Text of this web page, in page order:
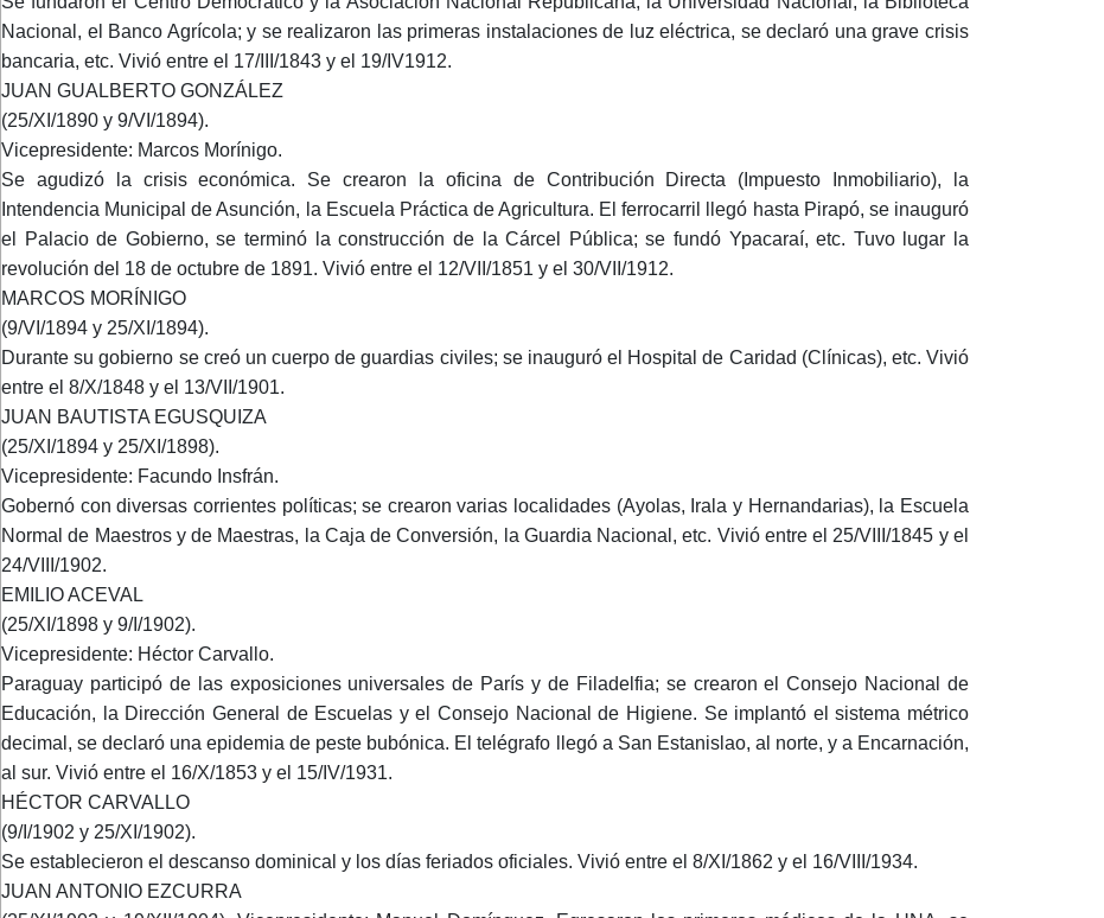
Nacional, el Banco Agrícola; y se realizaron las primeras instalaciones de luz eléctrica, se declaró una grave crisis
bancaria, etc. Vivió entre el 17/III/1843 y el 19/IV1912.
JUAN GUALBERTO GONZÁLEZ
(25/XI/1890 y 9/VI/1894).
Vicepresidente: Marcos Morínigo.
Se agudizó la crisis económica. Se crearon la oficina de Contribución Directa (Impuesto Inmobiliario), la
Intendencia Municipal de Asunción, la Escuela Práctica de Agricultura. El ferrocarril llegó hasta Pirapó, se inauguró
el Palacio de Gobierno, se terminó la construcción de la Cárcel Pública; se fundó Ypacaraí, etc. Tuvo lugar la
revolución del 18 de octubre de 1891. Vivió entre el 12/VII/1851 y el 30/VII/1912.
MARCOS MORÍNIGO
(9/VI/1894 y 25/XI/1894).
Durante su gobierno se creó un cuerpo de guardias civiles; se inauguró el Hospital de Caridad (Clínicas), etc. Vivió
entre el 8/X/1848 y el 13/VII/1901.
JUAN BAUTISTA EGUSQUIZA
(25/XI/1894 y 25/XI/1898).
Vicepresidente: Facundo Insfrán.
Gobernó con diversas corrientes políticas; se crearon varias localidades (Ayolas, Irala y Hernandarias), la Escuela
Normal de Maestros y de Maestras, la Caja de Conversión, la Guardia Nacional, etc. Vivió entre el 25/VIII/1845 y el
24/VIII/1902.
EMILIO ACEVAL
(25/XI/1898 y 9/I/1902).
Vicepresidente: Héctor Carvallo.
Paraguay participó de las exposiciones universales de París y de Filadelfia; se crearon el Consejo Nacional de
Educación, la Dirección General de Escuelas y el Consejo Nacional de Higiene. Se implantó el sistema métrico
decimal, se declaró una epidemia de peste bubónica. El telégrafo llegó a San Estanislao, al norte, y a Encarnación,
al sur. Vivió entre el 16/X/1853 y el 15/IV/1931.
HÉCTOR CARVALLO
(9/I/1902 y 25/XI/1902).
Se establecieron el descanso dominical y los días feriados oficiales. Vivió entre el 8/XI/1862 y el 16/VIII/1934.
JUAN ANTONIO EZCURRA